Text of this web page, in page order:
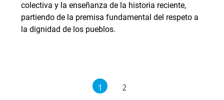
colectiva y la enseñanza de la historia reciente,
partiendo de la premisa fundamental del respeto a
la dignidad de los pueblos.
1
2